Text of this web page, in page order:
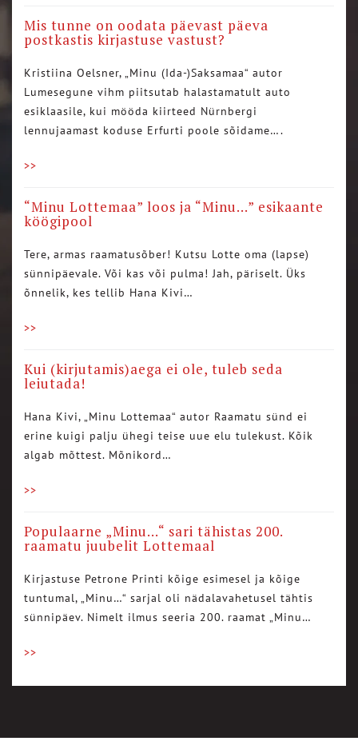
Mis tunne on oodata päevast päeva
postkastis kirjastuse vastust?
Kristiina Oelsner, „Minu (Ida-)Saksamaa“ autor
Lumesegune vihm piitsutab halastamatult auto
esiklaasile, kui mööda kiirteed Nürnbergi
lennujaamast koduse Erfurti poole sõidame….
>>
“Minu Lottemaa” loos ja “Minu…” esikaante
köögipool
Tere, armas raamatusõber! Kutsu Lotte oma (lapse)
sünnipäevale. Või kas või pulma! Jah, päriselt. Üks
õnnelik, kes tellib Hana Kivi…
>>
Kui (kirjutamis)aega ei ole, tuleb seda
leiutada!
Hana Kivi, „Minu Lottemaa“ autor Raamatu sünd ei
erine kuigi palju ühegi teise uue elu tulekust. Kõik
algab mõttest. Mõnikord…
>>
Populaarne „Minu…“ sari tähistas 200.
raamatu juubelit Lottemaal
Kirjastuse Petrone Printi kõige esimesel ja kõige
tuntumal, „Minu…“ sarjal oli nädalavahetusel tähtis
sünnipäev. Nimelt ilmus seeria 200. raamat „Minu…
>>